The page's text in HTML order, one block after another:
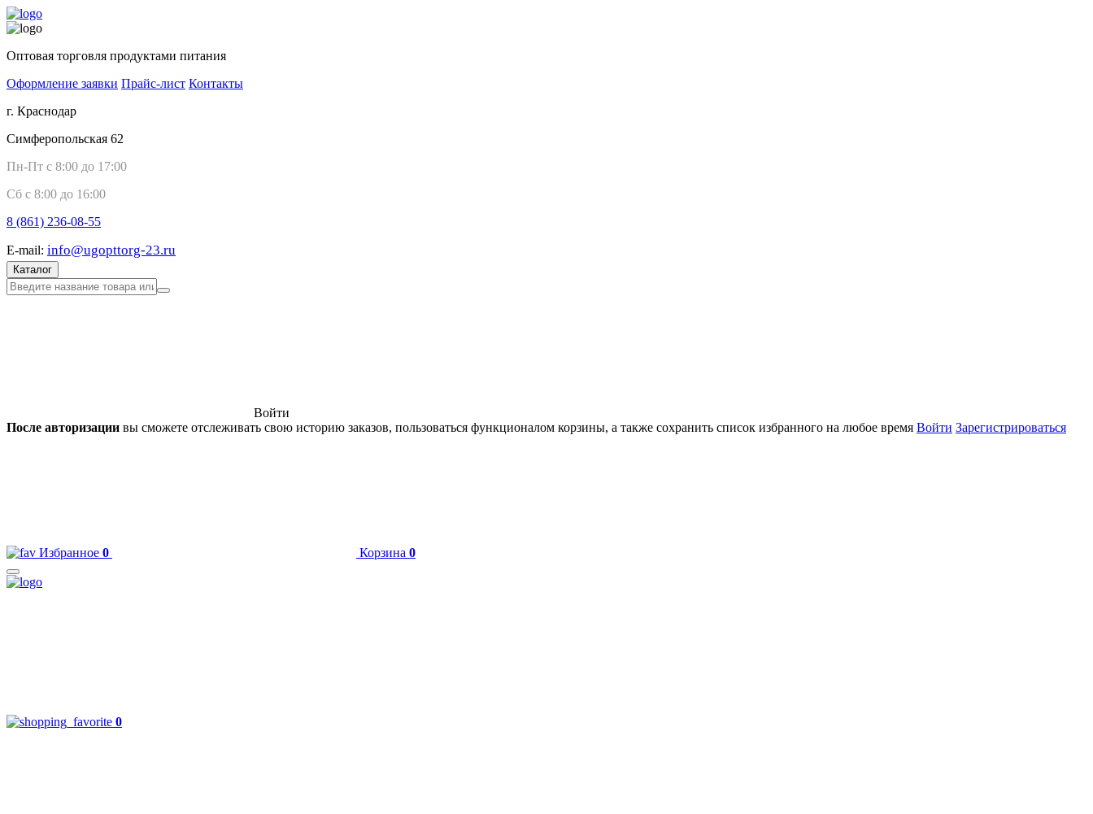
Оптовая торговля продуктами питания
Оформление заявки Прайс-лист Контакты
г. Краснодар
Симферопольская 62
Пн-Пт с 8:00 до 17:00
Сб с 8:00 до 16:00
8 (861) 236-08-55
E-mail: info@ugopttorg-23.ru
Каталог
Войти
После авторизации вы сможете отслеживать свою историю заказов, пользоваться функционалом корзины, а также сохранить список избранного на любое время Войти Зарегистрироваться
Избранное 0 Корзина 0
0